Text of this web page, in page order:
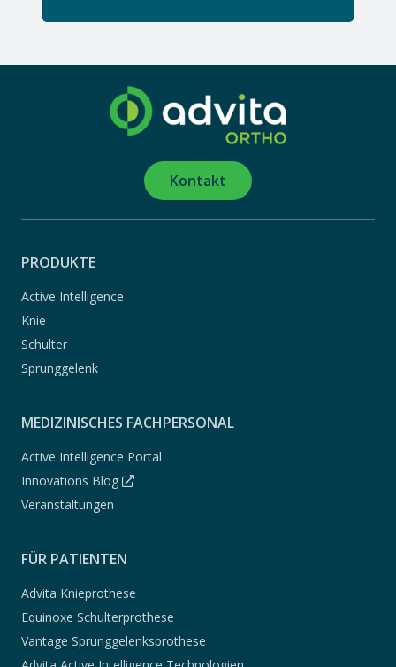
Kontakt
PRODUKTE
Active Intelligence
Knie
Schulter
Sprunggelenk
MEDIZINISCHES FACHPERSONAL
Active Intelligence Portal
Innovations Blog
Veranstaltungen
FÜR PATIENTEN
Advita Knieprothese
Equinoxe Schulterprothese
Vantage Sprunggelenksprothese